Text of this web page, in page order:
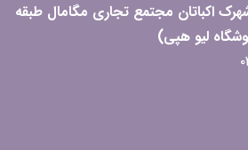
اکباتان مجتمع تجاری مگامال طبقه